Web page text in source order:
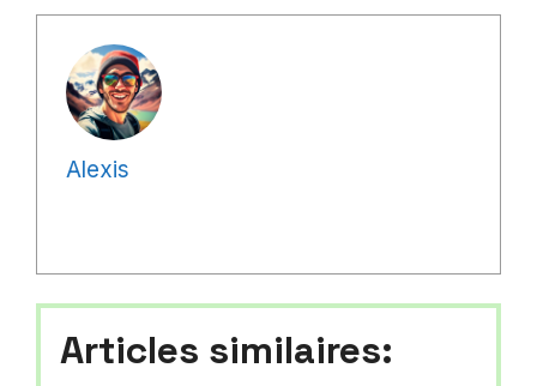
Alexis
Articles similaires: